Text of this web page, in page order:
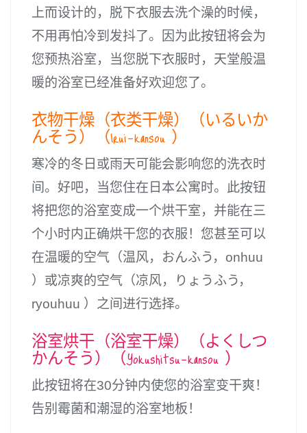
上而设计的，脱下衣服去洗个澡的时候，
不用再怕冷到发抖了。因为此按钮将会为
您预热浴室，当您脱下衣服时，天堂般温
暖的浴室已经准备好欢迎您了。
衣物干燥（衣类干燥）（いるいか
んそう）（Irui-kansou ）
寒冷的冬日或雨天可能会影响您的洗衣时
间。好吧，当您住在日本公寓时。此按钮
将把您的浴室变成一个烘干室，并能在三
个小时内正确烘干您的衣服！您甚至可以
在温暖的空气（温风，おんふう，onhuu
）或凉爽的空气（凉风，りょうふう，
ryouhuu ）之间进行选择。
浴室烘干（浴室干燥）（よくしつ
かんそう）（Yokushitsu-kansou ）
此按钮将在30分钟内使您的浴室变干爽！
告别霉菌和潮湿的浴室地板！